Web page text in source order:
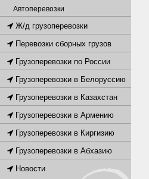
Автоперевозки
Ж/д грузоперевозки
Перевозки сборных грузов
Грузоперевозки по России
Грузоперевозки в Белоруссию
Грузоперевозки в Казахстан
Грузоперевозки в Армению
Грузоперевозки в Киргизию
Грузоперевозки в Абхазию
Новости